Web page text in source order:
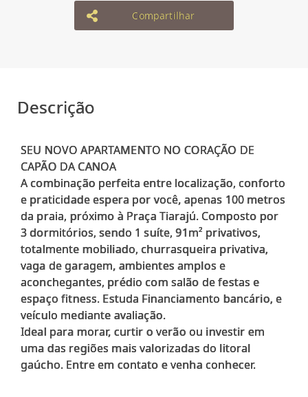
Compartilhar
Descrição
SEU NOVO APARTAMENTO NO CORAÇÃO DE
CAPÃO DA CANOA
A combinação perfeita entre localização, conforto
e praticidade espera por você, apenas 100 metros
da praia, próximo à Praça Tiarajú. Composto por
3 dormitórios, sendo 1 suíte, 91m² privativos,
totalmente mobiliado, churrasqueira privativa,
vaga de garagem, ambientes amplos e
aconchegantes, prédio com salão de festas e
espaço fitness. Estuda Financiamento bancário, e
veículo mediante avaliação.
Ideal para morar, curtir o verão ou investir em
uma das regiões mais valorizadas do litoral